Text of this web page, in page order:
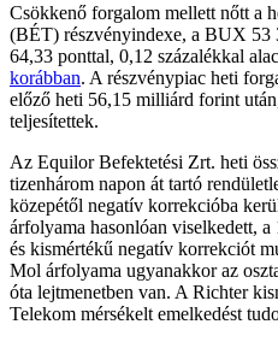
Csökkenő forgalom mellett nőtt a
(BÉT) részvényindexe, a BUX 53
64,33 ponttal, 0,12 százalékkal
korábban. A részvénypiac heti
előző heti 56,15 milliárd forint
teljesítettek.
Az Equilor Befektetési Zrt. heti
tizenhárom napon át tartó
közepétől negatív korrekcióba
árfolyama hasonlóan viselkedett,
és kismértékű negatív korrekciót
Mol árfolyama ugyanakkor az
óta lejtmenetben van. A Richter
Telekom mérsékelt emelkedést